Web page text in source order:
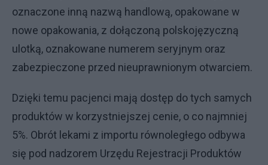
oznaczone inną nazwą handlową, opakowane w
nowe opakowania, z dołączoną polskojęzyczną
ulotką, oznakowane numerem seryjnym oraz
zabezpieczone przed nieuprawnionym otwarciem.
Dzięki temu pacjenci mają dostęp do tych samych
produktów w korzystniejszej cenie, o co najmniej
5%. Obrót lekami z importu równoległego odbywa
się pod nadzorem Urzędu Rejestracji Produktów